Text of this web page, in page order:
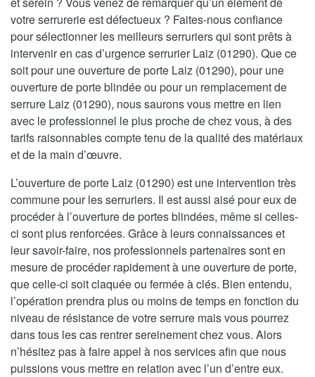
votre serrurerie est défectueux ? Faites-nous confiance
pour sélectionner les meilleurs serruriers qui sont prêts à
intervenir en cas d’urgence serrurier Laiz (01290). Que ce
soit pour une ouverture de porte Laiz (01290), pour une
ouverture de porte blindée ou pour un remplacement de
serrure Laiz (01290), nous saurons vous mettre en lien
avec le professionnel le plus proche de chez vous, à des
tarifs raisonnables compte tenu de la qualité des matériaux
et de la main d’œuvre.
L’ouverture de porte Laiz (01290) est une intervention très
commune pour les serruriers. Il est aussi aisé pour eux de
procéder à l’ouverture de portes blindées, même si celles-
ci sont plus renforcées. Grâce à leurs connaissances et
leur savoir-faire, nos professionnels partenaires sont en
mesure de procéder rapidement à une ouverture de porte,
que celle-ci soit claquée ou fermée à clés. Bien entendu,
l’opération prendra plus ou moins de temps en fonction du
niveau de résistance de votre serrure mais vous pourrez
dans tous les cas rentrer sereinement chez vous. Alors
n’hésitez pas à faire appel à nos services afin que nous
puissions vous mettre en relation avec l’un d’entre eux.